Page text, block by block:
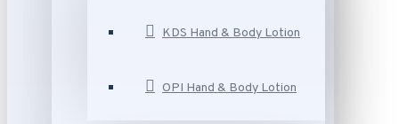
KDS Hand & Body Lotion
OPI Hand & Body Lotion